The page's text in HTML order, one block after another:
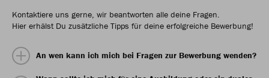
Kontaktiere uns gerne, wir beantworten alle deine Fragen.
Hier erhälst Du zusätzliche Tipps für deine erfolgreiche Bewerbung!
An wen kann ich mich bei Fragen zur Bewerbung wenden?